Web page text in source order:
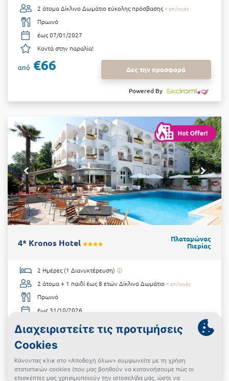
2 άτομαΔίκλινο Δωμάτιο εύκολης πρόσβασης + επιλογές
Πρωινό
έως 07/01/2027
Κοντά στην παραλία!
από €66 Δες την προσφορά
Powered By
4* Kronos Hotel
Πλαταμώνας
Πιερίας
2 Ημέρες (1 Διανυκτέρευση)
2 άτομα + 1 παιδί έως 8 ετώνΔίκλινο Δωμάτιο + επιλογές
Πρωινό
έως 31/10/2026
Κοντά στην παραλία!
από€97
Powered By